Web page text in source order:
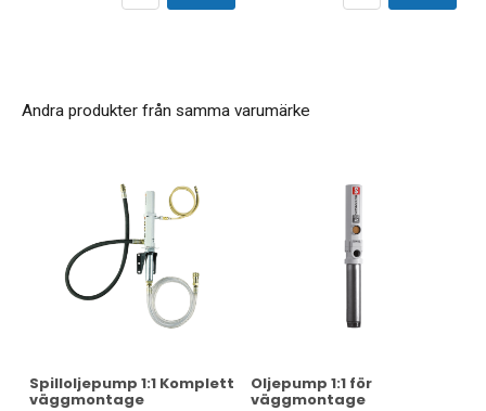
Andra produkter från samma varumärke
Spilloljepump 1:1 Komplett
väggmontage
Oljepump 1:1 för
väggmontage